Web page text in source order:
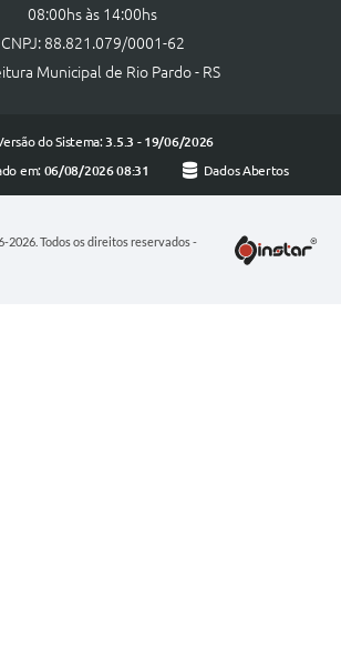
08:00hs às 14:00hs
CNPJ: 88.821.079/0001-62
Municipal de Rio Pardo - RS
do Sistema: 3.5.3 - 19/06/2026
em: 06/08/2026 08:31 Dados Abertos
2026. Todos os direitos reservados -